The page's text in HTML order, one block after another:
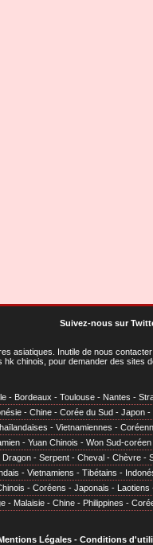
Suivez-nous sur
asiatiques . Inutile de nous
hk chinois, pour demander des sites
- Bordeaux - Toulouse - Nantes -
- Chine - Corée du Sud - Japon -
- Vietnamiennes -
- Yuan Chinois - Won Sud-coréen
Dragon - Serpent - Cheval - Chèvre -
- Vietnamiens - Tibétains -
- Coréens - Japonais - Laotiens
- Malaisie - Chine - Philippines -
Légales- Conditions